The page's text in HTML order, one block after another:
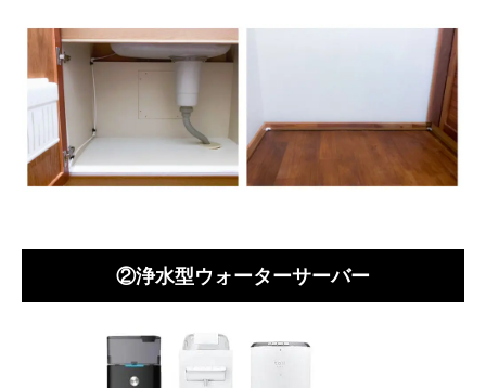
②浄水型ウォーターサーバー